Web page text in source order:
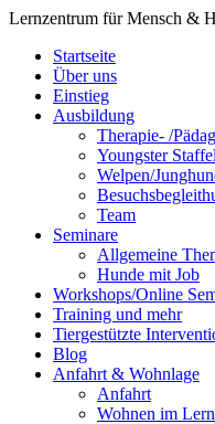
Lernzentrum für Mensch &
Startseite
Über uns
Einstieg
Ausbildung
Therapie- /
Youngster Staffel
Welpen/
Team
Seminare
Allgemeine
Hunde mit Job
Workshops/Online
Training und mehr
Tiergestützte
Blog
Anfahrt & Wohnlage
Anfahrt
Wohnen im